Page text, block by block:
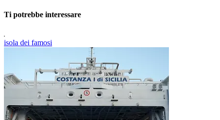
Ti potrebbe interessare
isola dei famosi